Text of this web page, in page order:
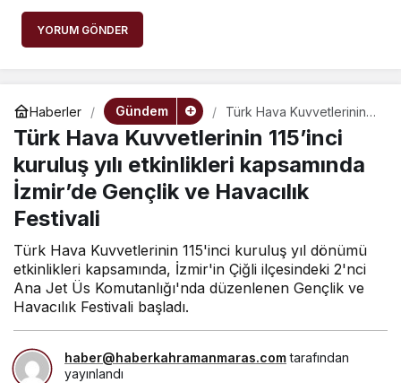
YORUM GÖNDER
Haberler Gündem
Türk Hava Kuvvetlerinin
115’inci kuruluş yılı
etkinlikleri kapsamında
İzmir’de Gençlik ve
Havacılık Festivali
Türk Hava Kuvvetlerinin 115’inci
kuruluş yılı etkinlikleri kapsamında
İzmir’de Gençlik ve Havacılık
Festivali
Türk Hava Kuvvetlerinin 115'inci kuruluş yıl dönümü
etkinlikleri kapsamında, İzmir'in Çiğli ilçesindeki 2'nci
Ana Jet Üs Komutanlığı'nda düzenlenen Gençlik ve
Havacılık Festivali başladı.
haber@haberkahramanmaras.comtarafından
yayınlandı